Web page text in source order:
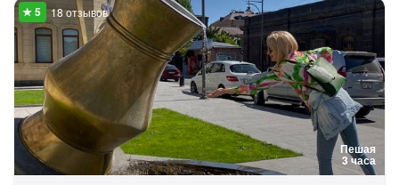
Пешая
3 часа
18 отзывов